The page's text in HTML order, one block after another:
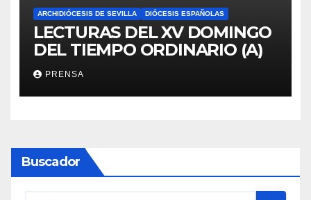
ARCHIDIÓCESIS DE SEVILLA DIÓCESIS ESPAÑOLAS
LECTURAS DEL XV DOMINGO
DEL TIEMPO ORDINARIO (A)
PRENSA
Buscador